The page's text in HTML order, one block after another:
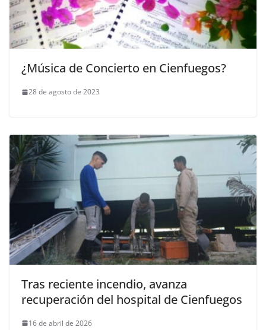
¿Música de Concierto en Cienfuegos?
28 de agosto de 2023
Tras reciente incendio, avanza
recuperación del hospital de Cienfuegos
16 de abril de 2026